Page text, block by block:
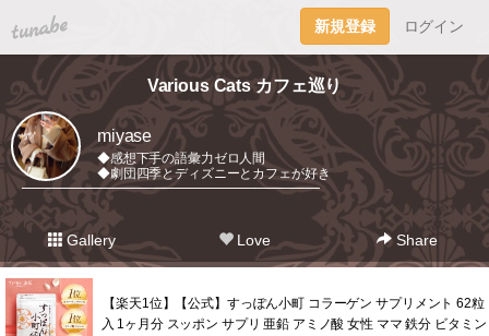
tuna.be 新規登録 ログイン
Various Cats カフェ巡り
miyase
◆感想下手の語彙力ゼロ人間
◆劇団四季とディズニーとカフェが好き
━━━━━━━━━━━━━━━━━━━━━━━
Gallery Love Share
【楽天1位】【公式】すっぽん小町 コラーゲン サプリメント 62粒
入 1ヶ月分 スッポン サプリ 亜鉛 アミノ酸 女性 ママ 鉄分 ビタミン